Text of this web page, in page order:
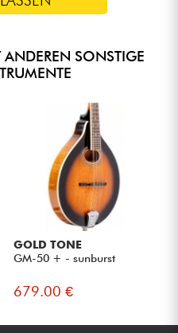
ANDEREN SONSTIGE
GOLD TONE
GM-50 + - sunburst
679.00 €